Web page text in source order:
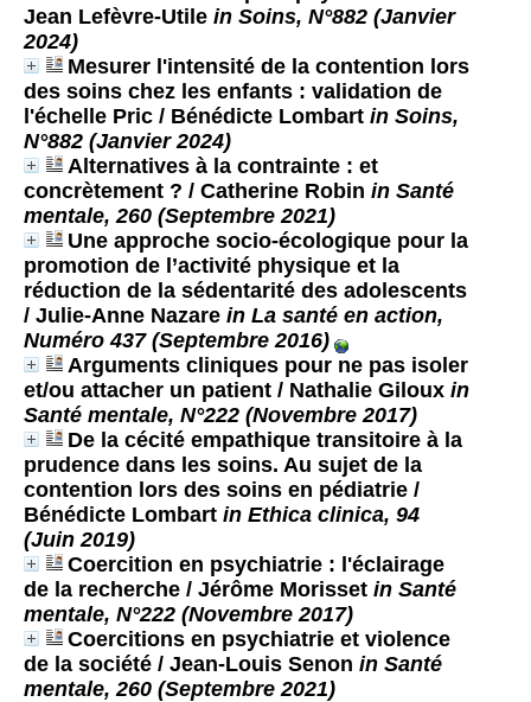
Jean Lefèvre-Utile in Soins, N°882 (Janvier
2024)
Mesurer l'intensité de la contention lors
des soins chez les enfants : validation de
l'échelle Pric / Bénédicte Lombart in Soins,
N°882 (Janvier 2024)
Alternatives à la contrainte : et
concrètement ? / Catherine Robin in Santé
mentale, 260 (Septembre 2021)
Une approche socio-écologique pour la
promotion de l’activité physique et la
réduction de la sédentarité des adolescents
/ Julie-Anne Nazare in La santé en action,
Numéro 437 (Septembre 2016)
Arguments cliniques pour ne pas isoler
et/ou attacher un patient / Nathalie Giloux in
Santé mentale, N°222 (Novembre 2017)
De la cécité empathique transitoire à la
prudence dans les soins. Au sujet de la
contention lors des soins en pédiatrie /
Bénédicte Lombart in Ethica clinica, 94
(Juin 2019)
Coercition en psychiatrie : l'éclairage
de la recherche / Jérôme Morisset in Santé
mentale, N°222 (Novembre 2017)
Coercitions en psychiatrie et violence
de la société / Jean-Louis Senon in Santé
mentale, 260 (Septembre 2021)